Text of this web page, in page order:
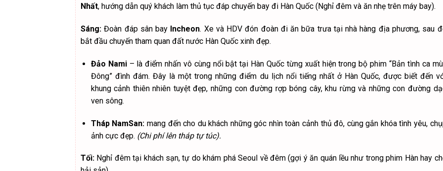
LỊCH TRÌNH CHI TIẾT
NGÀY 1 NGÀY 2 NGÀY 3 NGÀY 4
Tối (Đêm hôm trước): Hướng dẫn viên đón Quý khách tại Lầu 2 – Ga đi quốc tế– Sân bay Tân Sơn
Nhất , hướng dẫn quý khách làm thủ tục đáp chuyến bay đi Hàn Quốc (Nghỉ đêm và ăn nhẹ trên máy bay).
Sáng: Đoàn đáp sân bay Incheon
. Xe và HDV đón đoàn đi ăn bữa trưa tại nhà hàng địa phương, sau đó
bắt đầu chuyến tham quan đất nước Hàn Quốc xinh đẹp.